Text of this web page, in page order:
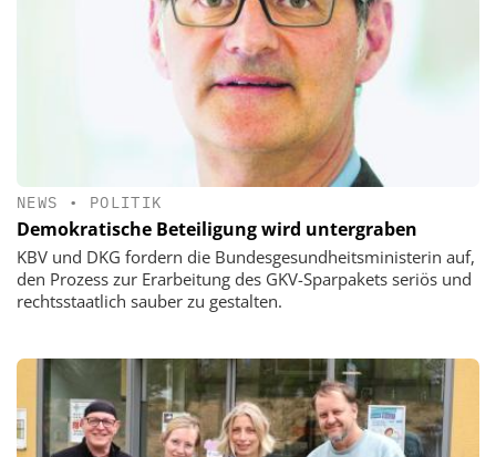
NEWS • POLITIK
Demokratische Beteiligung wird untergraben
KBV und DKG fordern die Bundesgesundheitsministerin auf,
den Prozess zur Erarbeitung des GKV-Sparpakets seriös und
rechtsstaatlich sauber zu gestalten.